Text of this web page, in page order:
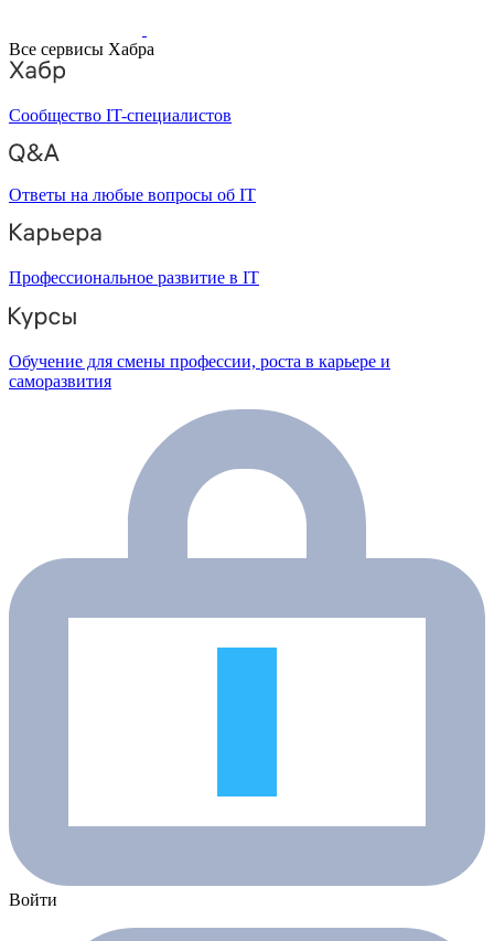
Все сервисы Хабра
Сообщество IT-специалистов
Ответы на любые вопросы об IT
Профессиональное развитие в IT
Обучение для смены профессии, роста в карьере и
саморазвития
Войти